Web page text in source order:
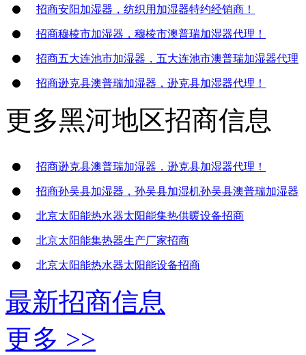
招商安阳加湿器，纺织用加湿器特约经销商！
招商穆棱市加湿器，穆棱市澳普瑞加湿器代理！
招商五大连池市加湿器，五大连池市澳普瑞加湿器代理
招商逊克县澳普瑞加湿器，逊克县加湿器代理！
更多黑河地区招商信息
招商逊克县澳普瑞加湿器，逊克县加湿器代理！
招商孙吴县加湿器，孙吴县加湿机孙吴县澳普瑞加湿器
北京太阳能热水器太阳能集热供暖设备招商
北京太阳能集热器生产厂家招商
北京太阳能热水器太阳能设备招商
最新招商信息
更多 >>